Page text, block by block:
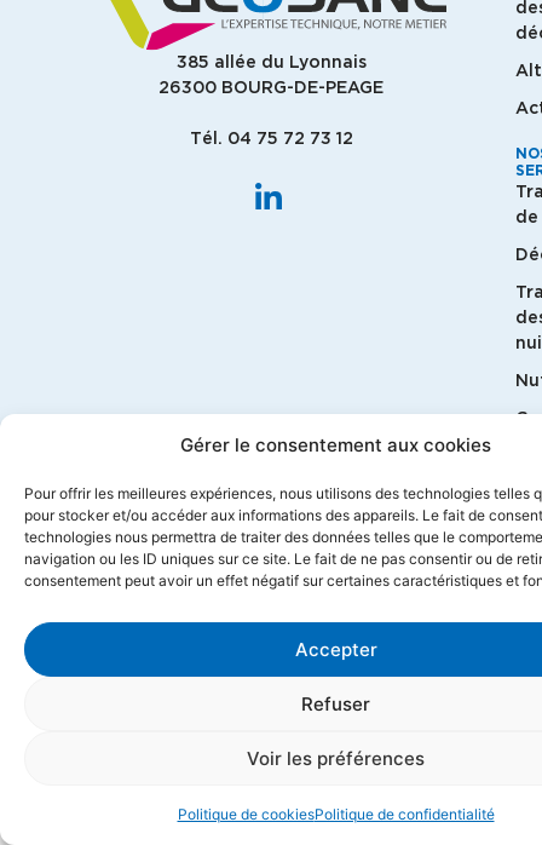
Gérer le consentement aux cookies
Pour offrir les meilleures expériences, nous utilisons des technologies telles
pour stocker et/ou accéder aux informations des appareils. Le fait de
technologies nous permettra de traiter des données telles que le
navigation ou les ID uniques sur ce site. Le fait de ne pas consentir ou de
consentement peut avoir un effet négatif sur certaines caractéristiques et
Accepter
Refuser
Voir les préférences
Politique de cookiesPolitique de confidentialité
385 allée du Lyonnais
26300 BOURG-DE-PEAGE
Tél. 04 75 72 73 12
de
Propulsé par l'agence web Marque Digitale